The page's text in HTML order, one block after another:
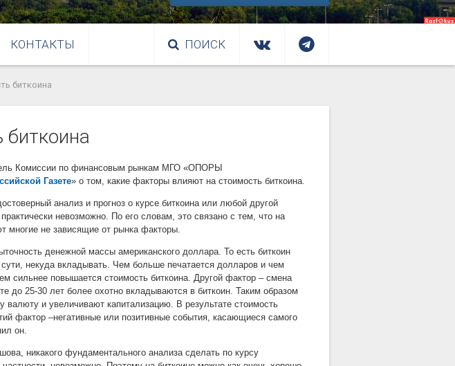
КОНТАКТЫ ПОИСК
биткоина
Комиссии по финансовым рынкам МГО «ОПОРЫ
Газете» о том, какие факторы влияют на стоимость биткоина.
анализ и прогноз о курсе биткоина или любой другой
невозможно. По его словам, это связано с тем, что на
многие не зависящие от рынка факторы.
денежной массы американского доллара. То есть биткоин
некуда вкладывать. Чем больше печатается долларов и чем
сильнее повышается стоимость биткоина. Другой фактор – смена
до 25-30 лет более охотно вкладываются в биткоин. Таким образом
валюту и увеличивают капитализацию. В результате стоимость
фактор –негативные или позитивные события, касающиеся самого
он.
никакого фундаментального анализа сделать по курсу